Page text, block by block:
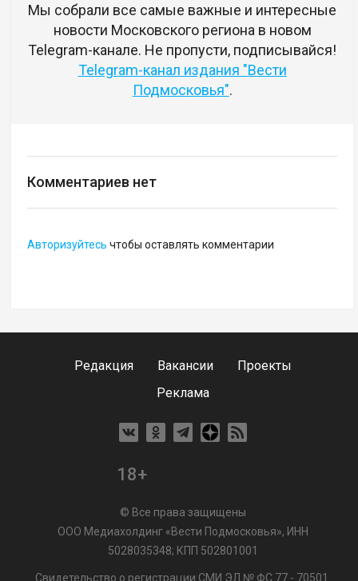
Мы собрали все самые важные и интересные
новости Московского региона в новом
Telegram-канале. Не пропусти, подписывайся!
Telegram-канал издания "Вести
Подмосковья".
Комментариев нет
Авторизуйтесь чтобы оставлять комментарии
Редакция Вакансии
Проекты
Реклама
18+
© Все права защищены
ООО Медиахолдинг «Вести Подмосковья», ИНН
5028035348; КПП 502801001
Свидетельство о регистрации СМИ ЭЛ № ФС 77 - 70501.